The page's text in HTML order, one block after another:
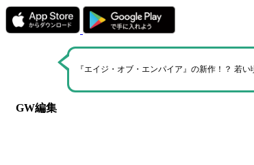
GW編集
『エイジ・オブ・エンパイア』の新作！？ 若